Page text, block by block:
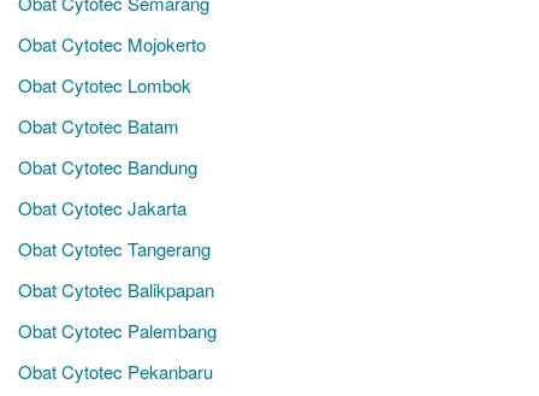
Obat Cytotec Mojokerto
Obat Cytotec Lombok
Obat Cytotec Batam
Obat Cytotec Bandung
Obat Cytotec Jakarta
Obat Cytotec Tangerang
Obat Cytotec Balikpapan
Obat Cytotec Palembang
Obat Cytotec Pekanbaru